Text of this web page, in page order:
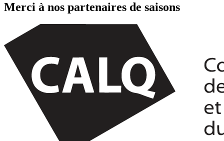
Merci à nos partenaires de saisons